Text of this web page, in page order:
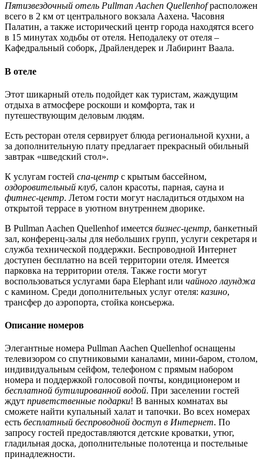
Пятизвездочный отель Pullman Aachen Quellenhofрасположен
всего в 2 км от центрального вокзала Аахена. Часовня
Палатин, а также исторический центр города находятся всего
в 15 минутах ходьбы от отеля. Неподалеку от отеля –
Кафедральный соборк, Драйлендерек и Лабиринт Ваала.
В отеле
Этот шикарный отель подойдет как туристам, жаждущим
отдыха в атмосфере роскоши и комфорта, так и
путешествующим деловым людям.
Есть ресторан отеля сервирует блюда региональной кухни, а
за дополнительную плату предлагает прекрасный обильный
завтрак «шведский стол».
К услугам гостей спа-центр с крытым бассейном,
оздоровительный клуб, салон красоты, парная, сауна и
фитнес-центр. Летом гости могут насладиться отдыхом на
открытой террасе в уютном внутреннем дворике.
В Pullman Aachen Quellenhof имеется бизнес-центр, банкетный
зал, конференц-залы для небольших групп, услуги секретаря и
служба технической поддержки. Беспроводной Интернет
доступен бесплатно на всей территории отеля. Имеется
парковка на территории отеля. Также гости могут
воспользоваться услугами бара Elephant или чайного лаунджа
с камином. Среди дополнительных услуг отеля: казино,
трансфер до аэропорта, стойка консьержа.
Описание номеров
Элегантные номера Pullman Aachen Quellenhof оснащены
телевизором со спутниковыми каналами, мини-баром, столом,
индивидуальным сейфом, телефоном с прямым набором
номера и поддержкой голосовой почты, кондиционером и
бесплатной бутилированной водой. При заселении гостей
ждут приветственные подарки! В ванных комнатах вы
сможете найти купальный халат и тапочки. Во всех номерах
есть бесплатный беспроводной доступ в Интернет. По
запросу гостей предоставляются детские кроватки, утюг,
гладильная доска, дополнительные полотенца и постельные
принадлежности.